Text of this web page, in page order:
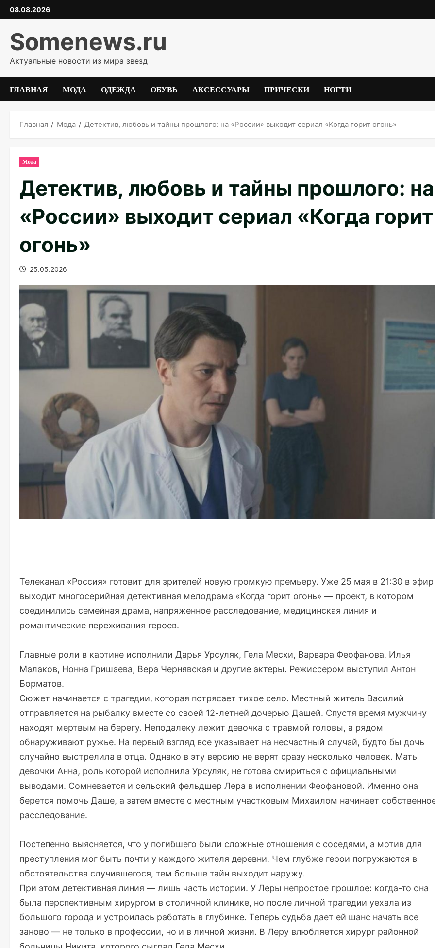
Перейти
к
содержимому
08.08.2026
Somenews.ru
Актуальные новости из мира звезд
ГЛАВНАЯ МОДА ОДЕЖДА ОБУВЬ АКСЕССУАРЫ ПРИЧЕСКИ НОГТИ
Главная Мода Детектив, любовь и тайны прошлого: на «России» выходит сериал «Когда горит огонь»
Мода
Детектив, любовь и тайны прошлого: на
«России» выходит сериал «Когда горит
огонь»
25.05.2026
Телеканал «Россия» готовит для зрителей новую громкую премьеру. Уже 25 мая в 21:30 в эфир
выходит многосерийная детективная мелодрама «Когда горит огонь» — проект, в котором
соединились семейная драма, напряженное расследование, медицинская линия и
романтические переживания героев.
Главные роли в картине исполнили Дарья Урсуляк, Гела Месхи, Варвара Феофанова, Илья
Малаков, Нонна Гришаева, Вера Чернявская и другие актеры. Режиссером выступил Антон
Борматов.
Сюжет начинается с трагедии, которая потрясает тихое село. Местный житель Василий
отправляется на рыбалку вместе со своей 12-летней дочерью Дашей. Спустя время мужчину
находят мертвым на берегу. Неподалеку лежит девочка с травмой головы, а рядом
обнаруживают ружье. На первый взгляд все указывает на несчастный случай, будто бы дочь
случайно выстрелила в отца. Однако в эту версию не верят сразу несколько человек. Мать
девочки Анна, роль которой исполнила Урсуляк, не готова смириться с официальными
выводами. Сомневается и сельский фельдшер Лера в исполнении Феофановой. Именно она
берется помочь Даше, а затем вместе с местным участковым Михаилом начинает
расследование.
Постепенно выясняется, что у погибшего были сложные отношения с соседями, а мотив для
преступления мог быть почти у каждого жителя деревни. Чем глубже герои погружаются в
обстоятельства случившегося, тем больше тайн выходит наружу.
При этом детективная линия — лишь часть истории. У Леры непростое прошлое: когда-то она
была перспективным хирургом в столичной клинике, но после личной трагедии уехала из
большого города и устроилась работать в глубинке. Теперь судьба дает ей шанс начать все
заново — не только в профессии, но и в личной жизни. В Леру влюбляется хирург районной